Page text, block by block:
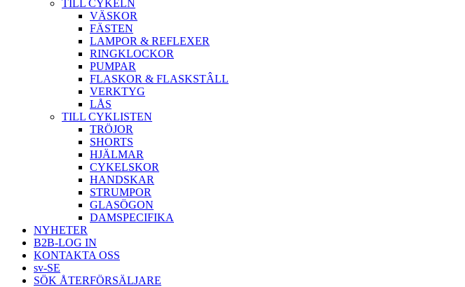
TILL CYKELN
VÄSKOR
FÄSTEN
LAMPOR & REFLEXER
RINGKLOCKOR
PUMPAR
FLASKOR & FLASKSTÂLL
VERKTYG
LÅS
TILL CYKLISTEN
TRÖJOR
SHORTS
HJÄLMAR
CYKELSKOR
HANDSKAR
STRUMPOR
GLASÖGON
DAMSPECIFIKA
NYHETER
B2B-LOG IN
KONTAKTA OSS
sv-SE
SÖK ÅTERFÖRSÄLJARE